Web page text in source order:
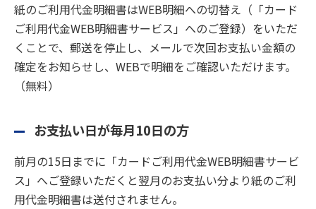
紙のご利用代金明細書はWEB明細への切替え（「カード
ご利用代金WEB明細書サービス」へのご登録）をいただ
くことで、郵送を停止し、メールで次回お支払い金額の
確定をお知らせし、WEBで明細をご確認いただけます。
（無料）
お支払い日が毎月10日の方
前月の15日までに「カードご利用代金WEB明細書サービ
ス」へご登録いただくと翌月のお支払い分より紙のご利
用代金明細書は送付されません。